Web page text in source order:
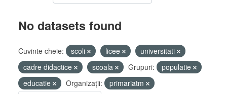
No datasets found
Cuvinte cheie: scoli licee
universitati
cadre didactice
scoala Grupuri:
populatie
educatie
Organizații:
primariatm